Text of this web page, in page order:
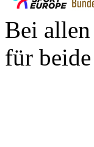
Bei
für